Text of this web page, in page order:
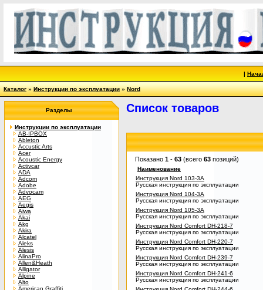
|
Каталог»Инструкции по эксплуатации»Nord
Разделы
Инструкции по эксплуатации
AB-IPBOX
Ableton
Accustic Arts
Acer
Acoustic Energy
Activcar
ADA
Adcom
Adobe
Advocam
AEG
Aegis
Aiwa
Akai
Akg
Akira
Alcatel
Aleks
Alesis
AlinaPro
Allen&Heath
Alligator
Alpine
Alto
American Graffiti
Список товаров
Показано 1 - 63 (всего 63 позиций)
Наименование
Инструкция Nord 103-3A
Русская инструкция по эксплуатации
Инструкция Nord 104-3A
Русская инструкция по эксплуатации
Инструкция Nord 105-3A
Русская инструкция по эксплуатации
Инструкция Nord Comfort DH-218-7
Русская инструкция по эксплуатации
Инструкция Nord Comfort DH-220-7
Русская инструкция по эксплуатации
Инструкция Nord Comfort DH-239-7
Русская инструкция по эксплуатации
Инструкция Nord Comfort DH-241-6
Русская инструкция по эксплуатации